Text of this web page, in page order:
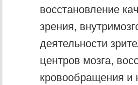
восстановление
зрения,
деятельности
центров мозга,
кровообращения и